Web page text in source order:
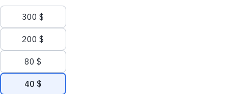
Voltar ao topo